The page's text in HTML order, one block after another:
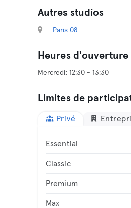
Autres studios
Paris 08
Heures d'ouverture
Limites de
Privé
Essential
Classic
Premium
Max